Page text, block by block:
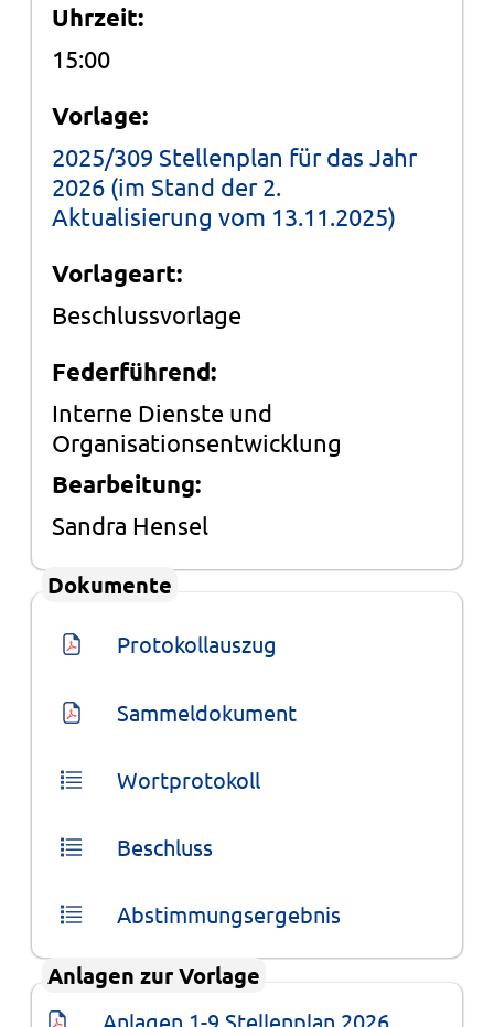
Uhrzeit:
15:00
Vorlage:
2025/309 Stellenplan für das Jahr
2026 (im Stand der 2.
Aktualisierung vom 13.11.2025)
Vorlageart:
Beschlussvorlage
Federführend:
Interne Dienste und
Organisationsentwicklung
Bearbeitung:
Sandra Hensel
Dokumente
Protokollauszug
Sammeldokument
Wortprotokoll
Beschluss
Abstimmungsergebnis
Anlagen zur Vorlage
Anlagen 1-9 Stellenplan 2026